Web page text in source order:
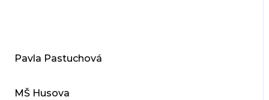
Pavla Pastuchová
MŠ Husova